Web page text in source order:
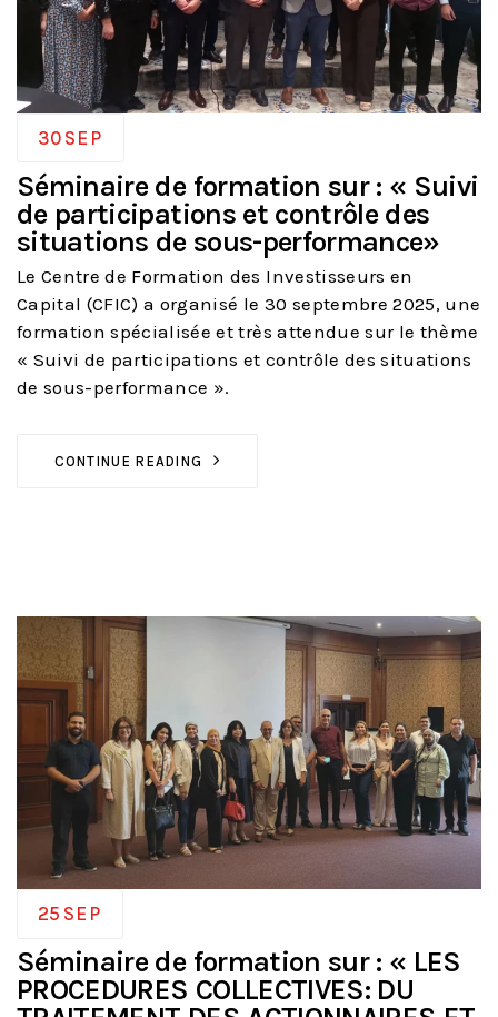
30 SEP
Séminaire de formation sur : « Suivi
de participations et contrôle des
situations de sous-performance»
Le Centre de Formation des Investisseurs en
Capital (CFIC) a organisé le 30 septembre 2025, une
formation spécialisée et très attendue sur le thème
« Suivi de participations et contrôle des situations
de sous-performance ».
CONTINUE READING
25 SEP
Séminaire de formation sur : « LES
PROCEDURES COLLECTIVES: DU